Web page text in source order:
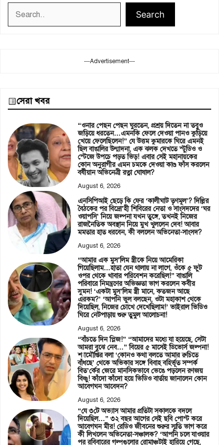
Search
---Advertisement---
সেরা খবর
“ওনার পেছন পেছন ঘুরতেন, প্রশ্রয় দিতেন না তবুও
জড়িয়ে ধরতেন…এমনকি ফেলে দেওয়া পানও কুড়িয়ে
খেয়ে ফেলেছিলেন!” যে উত্তম কুমারকে ঘিরে এমনই
ছিল বাঙালির উন্মাদনা, এক ঝলক দেখতে স্টুডিও ও
স্টেজে উপচে পড়ত ভিড়! এবার সেই মহানায়কের
কোন অনুরাগীর এমন চমকে দেওয়া কাণ্ড ফাঁস করলেন
বর্ষীয়ান অভিনেত্রী রত্না ঘোষাল?
August 6, 2026
এনসিপিআই ছেড়ে কি ফের ‘কালীঘাট তৃণমূল’? দিল্লির
বৈঠকের পর বিদ্রো’হী শিবিরের নেতা ও সাংসদদের ‘ঘর
ওয়াপসি’ নিয়ে জল্পনা যখন তুঙ্গে, তখনই নিজের
রাজনৈতিক অবস্থান নিয়ে মুখ খুললেন দেব! আবার
মমতার হাত ধরবেন, কী বললেন অভিনেতা-সাংসদ?
August 6, 2026
“আমার এক মুস’লিম স্ত্রীকে নিয়ে আমেরিকা
গিয়েছিলাম…হাতা যেন থালায় না লাগে, ওঁকে ৫ ফুট
ওপর থেকে খাবার পরিবেশন করেছিল!” বাঙালি
পরিবারে নিমন্ত্রণের অভিজ্ঞতা ভাগ করলেন কবীর
সুমন! ‘একটা মুস’লিম স্ত্রী মানে, কতজন আছে
এরকম?’ ‘আপনি ভুল বলছেন, ওটা মহাকাশ থেকে
দিয়েছিল, নিজের চোখে দেখেছিলাম!’ ভাইরাল ভিডিও
ঘিরে নেটপাড়ায় শুরু তুমুল আলোচনা!
August 6, 2026
“বাঁচতে দিন প্লিজ!” “আমাদের মধ্যে যা হয়েছে, সেটা
আমরা বুঝে নেব…” বিয়ের ৫ মাসেই ডিভোর্স জল্পনা!
শ্যামৌপ্তির বলা ‘কোনও কথা বলতে আমার রুচিতে
বাঁধছে’ থেকে অভিকার সঙ্গে বিবাহ বহির্ভূত সম্পর্ক
বিত’র্কের জেরে মানসিকভাবে ভেঙে পড়লেন রণজয়
বিষ্ণু! কাঁদো কাঁদো হয়ে ভিডিও বার্তায় জানালেন কোন
আবেগঘন আবেদন?
August 6, 2026
“যে ৩টে অভ্যাস আমার প্রতিটা সকালকে বদলে
দিয়েছিল…” ৩২ বছর আগের সেই ছবি পোস্ট করে
আবেগঘন মীর! রেডিও জীবনের শুরুর স্মৃতি ভাগ করে
কী লিখলেন অভিনেতা-সঞ্চালক? ‘আপনি চলে যাওয়ার
পর রবিবারের গল্পগুলোর রোমাঞ্চটাই হারিয়ে গেছে,